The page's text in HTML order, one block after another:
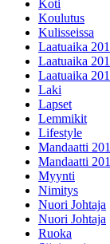
Koti
Koulutus
Kulisseissa
Laatuaika
Laatuaika
Laatuaika
Laki
Lapset
Lemmikit
Lifestyle
Mandaatti
Mandaatti
Myynti
Nimitys
Nuori Johtaja
Nuori Johtaja
Ruoka